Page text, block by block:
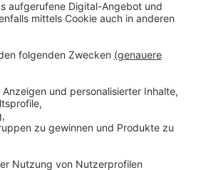
Wir verwenden einen Service
einzubetten. Dieser Service kann
Ihren Aktivitäten sammeln. Bitte
die Details durch und stimmen Sie
Nutzung des Service zu, um dieses